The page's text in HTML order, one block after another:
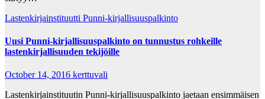
Lastenkirjainstituutti Punni-kirjallisuuspalkinto
Uusi Punni-kirjallisuuspalkinto on tunnustus rohkeille
lastenkirjallisuuden tekijöille
October 14, 2016 kerttuvali
Lastenkirjainstituutin Punni-kirjallisuuspalkinto jaetaan ensimmäisen